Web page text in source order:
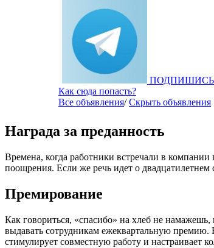
ПОДПИШИСЬ
Как сюда попасть?
Все объявления/Скрыть объявления
Награда за преданность
Времена, когда работники встречали в
поощрения. Если же речь идет о
Премирование
Как говориться, «спасибо» на хлеб не
выдавать сотрудникам ежеквартальную
стимулирует совместную работу и настраивает